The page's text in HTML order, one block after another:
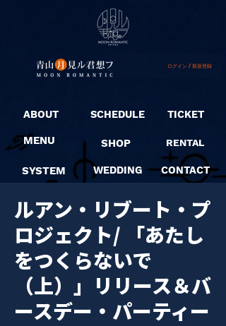
ログイン / 新規登録
ABOUT
MENU
SYSTEM
SCHEDULE
SHOP
WEDDING
TICKET
RENTAL
CONTACT
ルアン・リブート・プ
ロジェクト/ 「あたし
をつくらないで
（上）」リリース＆バ
ースデー・パーティー